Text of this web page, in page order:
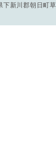
下新川郡朝日